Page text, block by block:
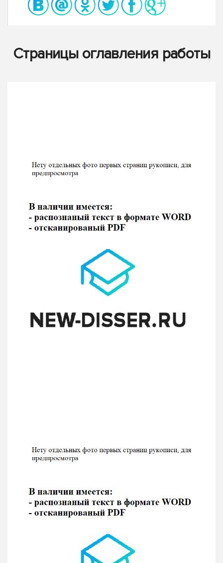
Страницы оглавления работы